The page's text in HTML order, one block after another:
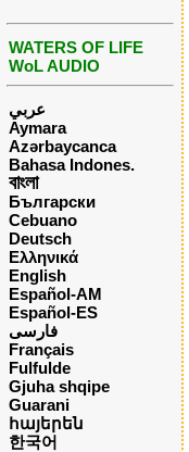
WATERS OF LIFE
WoL AUDIO
عربي
Aymara
Azərbaycanca
Bahasa Indones.
বাংলা
Български
Cebuano
Deutsch
Ελληνικά
English
Español-AM
Español-ES
فارسی
Français
Fulfulde
Gjuha shqipe
Guarani
հայերեն
한국어